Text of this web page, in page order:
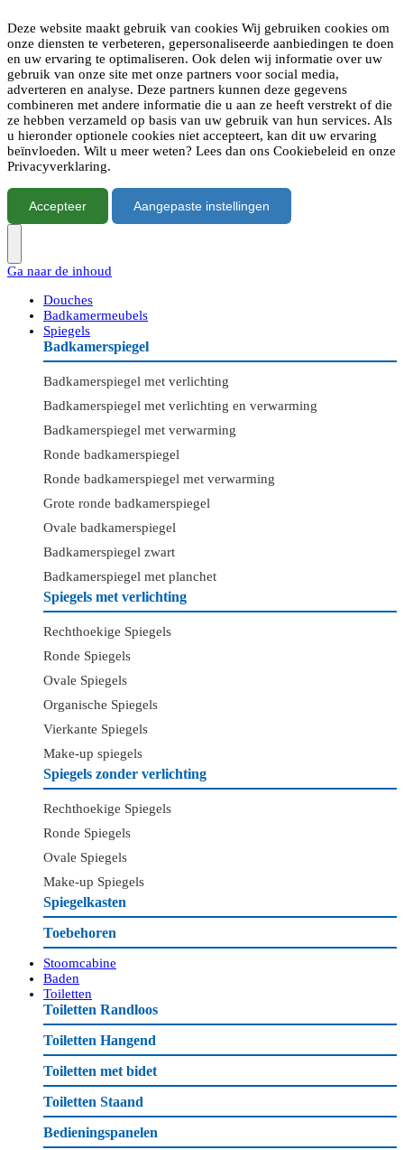
Deze website maakt gebruik van cookies Wij gebruiken cookies om
onze diensten te verbeteren, gepersonaliseerde aanbiedingen te doen
en uw ervaring te optimaliseren. Ook delen wij informatie over uw
gebruik van onze site met onze partners voor social media,
adverteren en analyse. Deze partners kunnen deze gegevens
combineren met andere informatie die u aan ze heeft verstrekt of die
ze hebben verzameld op basis van uw gebruik van hun services. Als
u hieronder optionele cookies niet accepteert, kan dit uw ervaring
beïnvloeden. Wilt u meer weten? Lees dan ons Cookiebeleid en onze
Privacyverklaring.
Accepteer Aangepaste instellingen
Ga naar de inhoud
Douches
Badkamermeubels
Spiegels
Badkamerspiegel
Badkamerspiegel met verlichting
Badkamerspiegel met verlichting en verwarming
Badkamerspiegel met verwarming
Ronde badkamerspiegel
Ronde badkamerspiegel met verwarming
Grote ronde badkamerspiegel
Ovale badkamerspiegel
Badkamerspiegel zwart
Badkamerspiegel met planchet
Spiegels met verlichting
Rechthoekige Spiegels
Ronde Spiegels
Ovale Spiegels
Organische Spiegels
Vierkante Spiegels
Make-up spiegels
Spiegels zonder verlichting
Rechthoekige Spiegels
Ronde Spiegels
Ovale Spiegels
Make-up Spiegels
Spiegelkasten
Toebehoren
Stoomcabine
Baden
Toiletten
Toiletten Randloos
Toiletten Hangend
Toiletten met bidet
Toiletten Staand
Bedieningspanelen